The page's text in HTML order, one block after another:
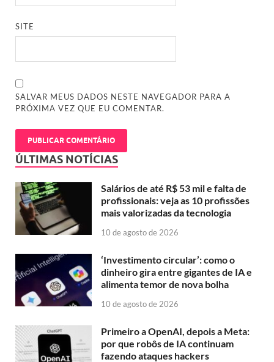
SITE
SALVAR MEUS DADOS NESTE NAVEGADOR PARA A
PRÓXIMA VEZ QUE EU COMENTAR.
ÚLTIMAS NOTÍCIAS
Salários de até R$ 53 mil e falta de
profissionais: veja as 10 profissões
mais valorizadas da tecnologia
10 de agosto de 2026
‘Investimento circular’: como o
dinheiro gira entre gigantes de IA e
alimenta temor de nova bolha
10 de agosto de 2026
Primeiro a OpenAI, depois a Meta:
por que robôs de IA continuam
fazendo ataques hackers